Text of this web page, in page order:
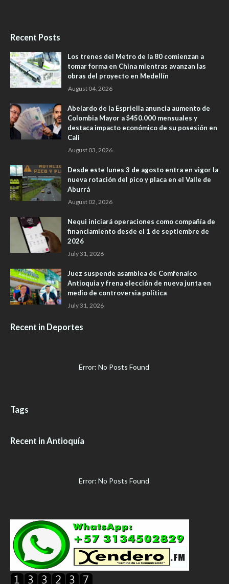
Recent Posts
Los trenes del Metro de la 80 comienzan a
tomar forma en China mientras avanzan las
obras del proyecto en Medellín
August 04, 2026
Abelardo de la Espriella anuncia aumento de
Colombia Mayor a $450.000 mensuales y
destaca impacto económico de su posesión en
Cali
August 03, 2026
Desde este lunes 3 de agosto entra en vigor la
nueva rotación del pico y placa en el Valle de
Aburrá
August 02, 2026
Nequi iniciará operaciones como compañía de
financiamiento desde el 1 de septiembre de
2026
July 31, 2026
Juez suspende asamblea de Comfenalco
Antioquia y frena elección de nueva junta en
medio de controversia política
July 31, 2026
Recent in Deportes
Error: No Posts Found
Tags
Recent in Antioquía
Error: No Posts Found